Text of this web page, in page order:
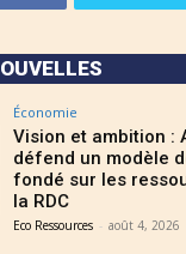
Économie
Vision et ambition :
défend un modèle
fondé sur les
la RDC
Eco Ressources - août 4, 2026